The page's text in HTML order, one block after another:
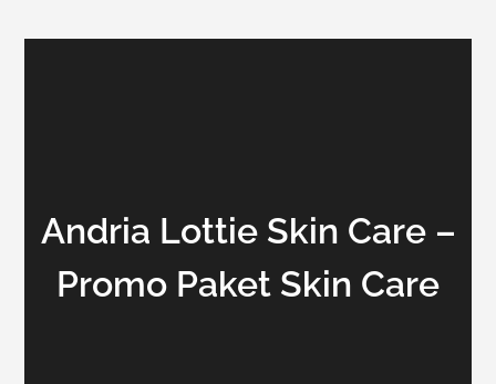
Andria Lottie Skin Care –
Promo Paket Skin Care